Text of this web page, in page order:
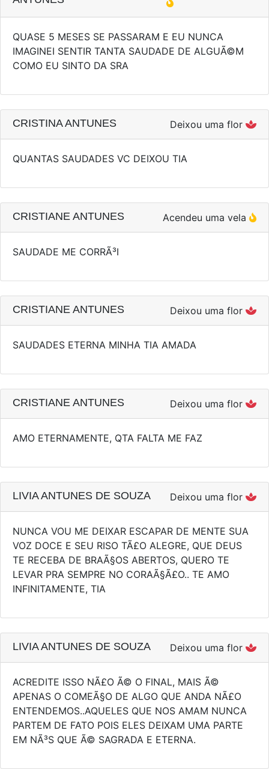
QUASE 5 MESES SE PASSARAM E EU NUNCA
IMAGINEI SENTIR TANTA SAUDADE DE ALGUÃ©M
COMO EU SINTO DA SRA
CRISTINA ANTUNES Deixou uma flor
QUANTAS SAUDADES VC DEIXOU TIA
CRISTIANE ANTUNES Acendeu uma vela
SAUDADE ME CORRÃ³I
CRISTIANE ANTUNES Deixou uma flor
SAUDADES ETERNA MINHA TIA AMADA
CRISTIANE ANTUNES Deixou uma flor
AMO ETERNAMENTE, QTA FALTA ME FAZ
LIVIA ANTUNES DE SOUZA Deixou uma flor
NUNCA VOU ME DEIXAR ESCAPAR DE MENTE SUA
VOZ DOCE E SEU RISO TÃ£O ALEGRE, QUE DEUS
TE RECEBA DE BRAÃ§OS ABERTOS, QUERO TE
LEVAR PRA SEMPRE NO CORAÃ§Ã£O.. TE AMO
INFINITAMENTE, TIA
LIVIA ANTUNES DE SOUZA Deixou uma flor
ACREDITE ISSO NÃ£O Ã© O FINAL, MAIS Ã©
APENAS O COMEÃ§O DE ALGO QUE ANDA NÃ£O
ENTENDEMOS..AQUELES QUE NOS AMAM NUNCA
PARTEM DE FATO POIS ELES DEIXAM UMA PARTE
EM NÃ³S QUE Ã© SAGRADA E ETERNA.